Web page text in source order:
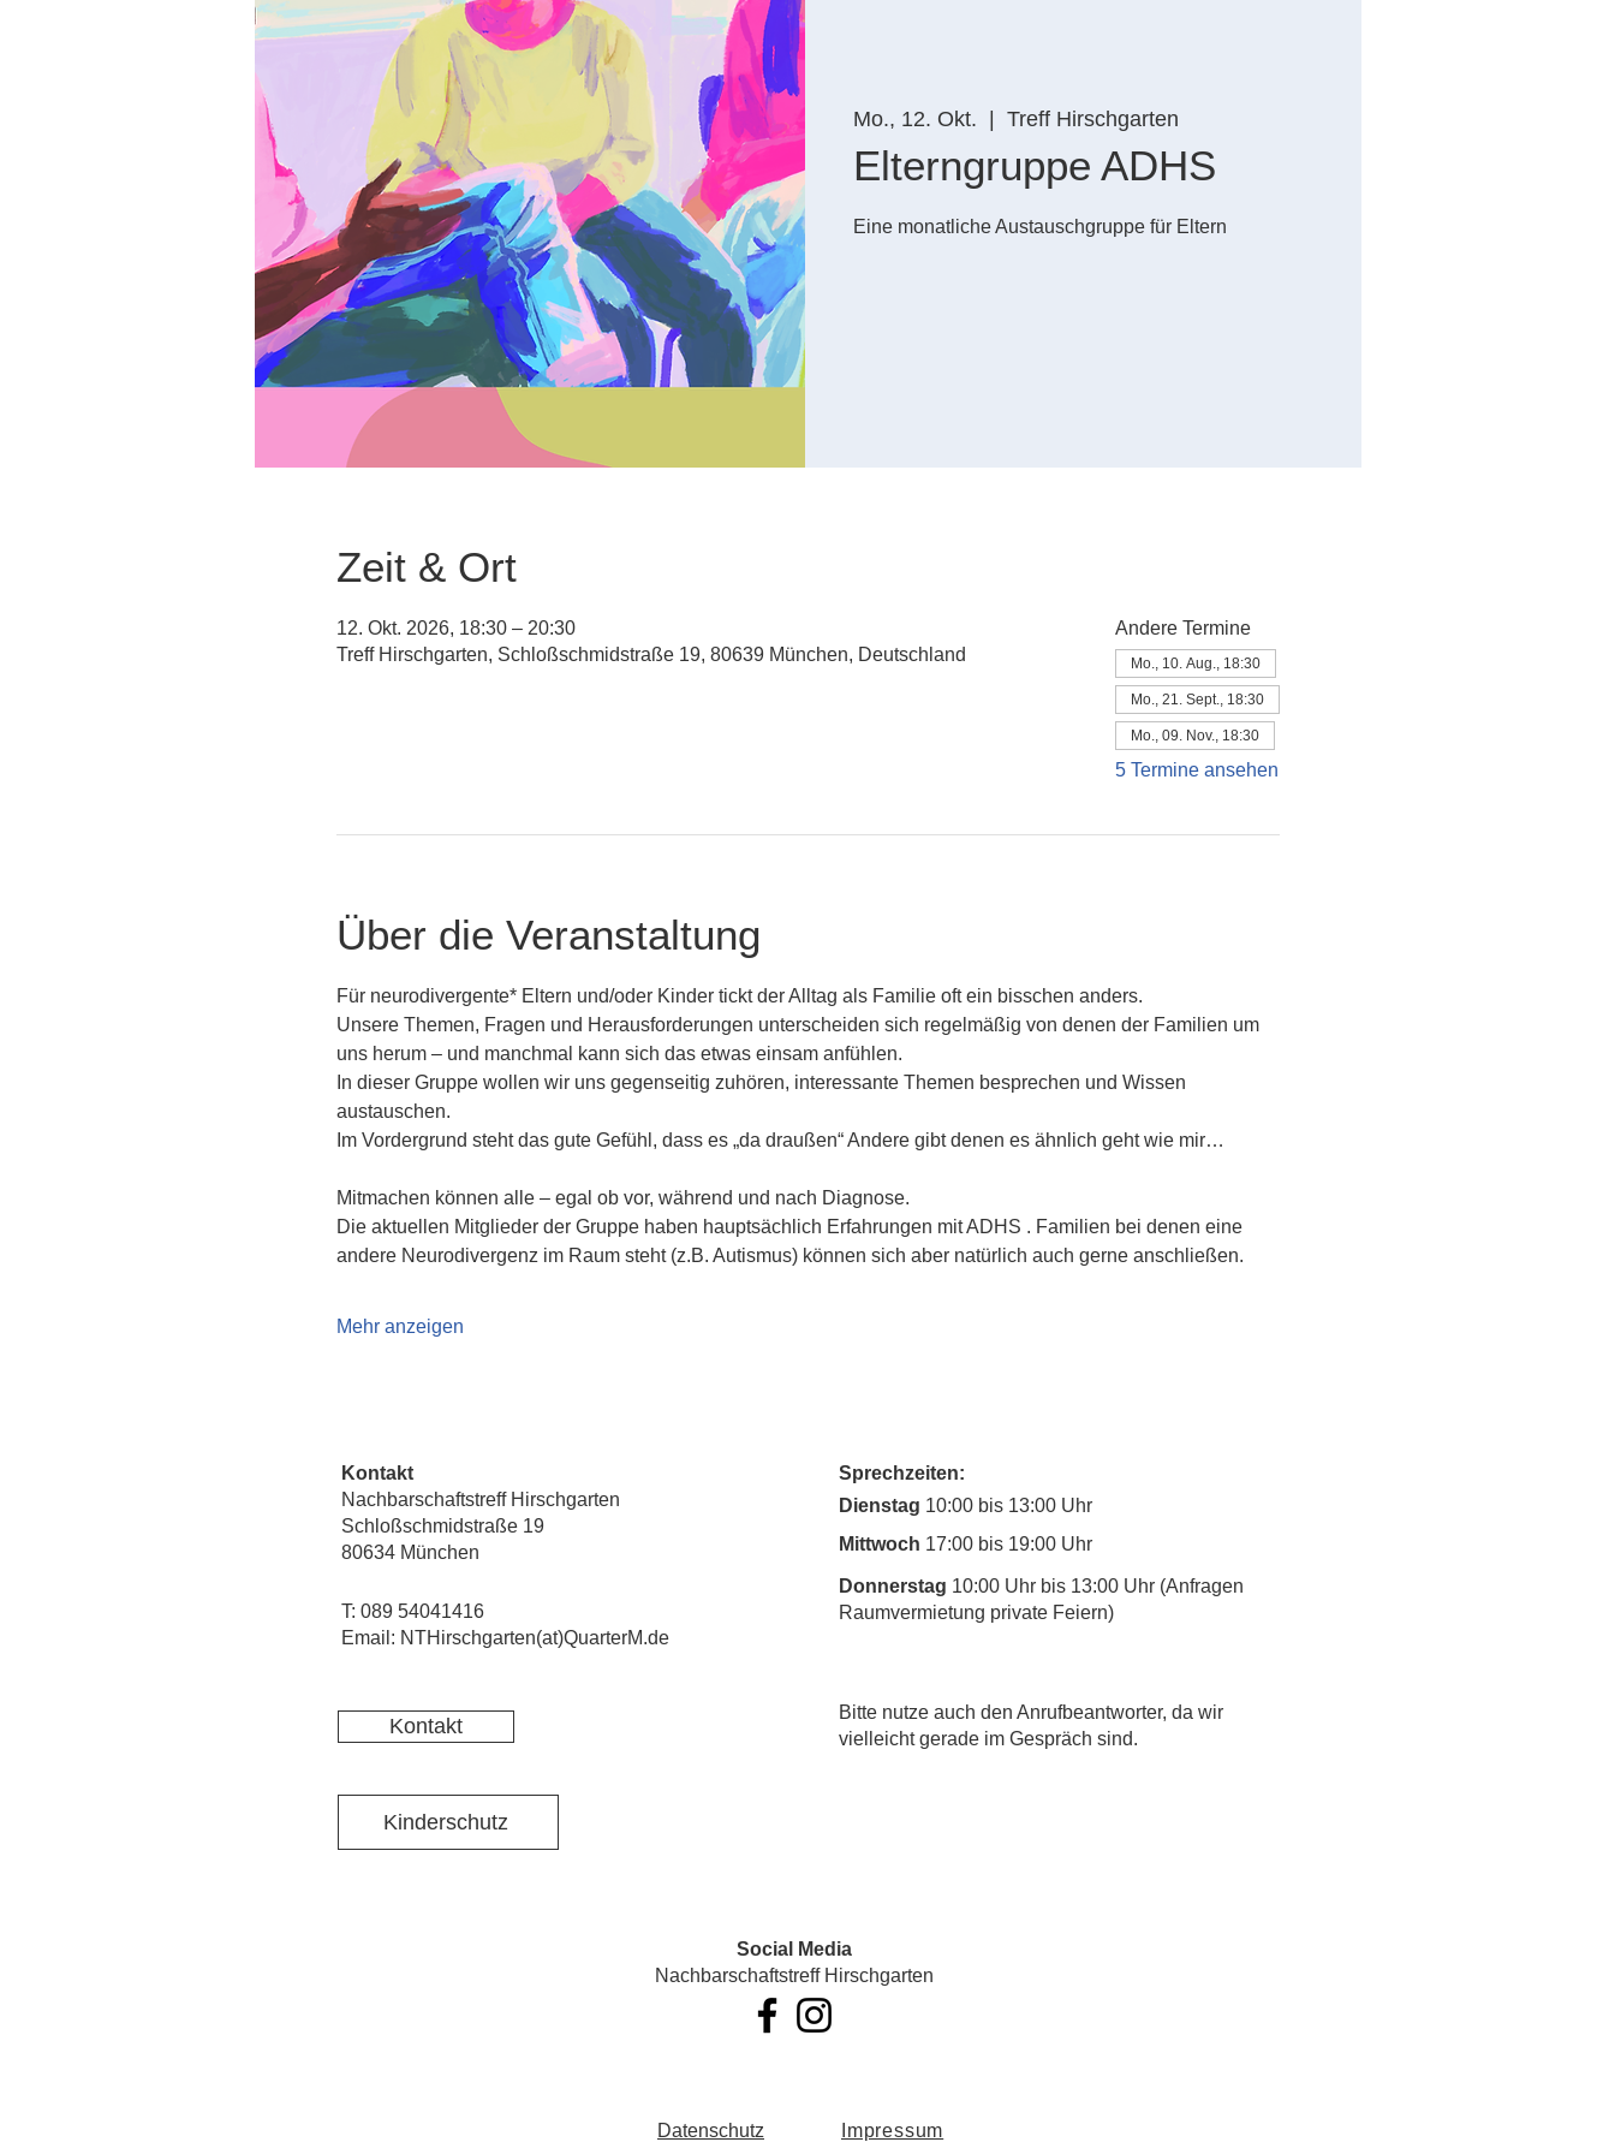
Mo., 12. Okt. Treff Hirschgarten
Elterngruppe ADHS
Eine monatliche Austauschgruppe für Eltern
Zeit & Ort
12. Okt. 2026, 18:30 – 20:30
Treff Hirschgarten, Schloßschmidstraße 19, 80639 München, Deutschland
Andere Termine
Mo., 10. Aug., 18:30
Mo., 21. Sept., 18:30
Mo., 09. Nov., 18:30
5 Termine ansehen
Über die Veranstaltung
Für neurodivergente* Eltern und/oder Kinder tickt der Alltag als Familie oft ein bisschen anders.
Unsere Themen, Fragen und Herausforderungen unterscheiden sich regelmäßig von denen der Familien um
uns herum – und manchmal kann sich das etwas einsam anfühlen.
In dieser Gruppe wollen wir uns gegenseitig zuhören, interessante Themen besprechen und Wissen
austauschen.
Im Vordergrund steht das gute Gefühl, dass es „da draußen“ Andere gibt denen es ähnlich geht wie mir…
Mitmachen können alle – egal ob vor, während und nach Diagnose.
Die aktuellen Mitglieder der Gruppe haben hauptsächlich Erfahrungen mit ADHS . Familien bei denen eine
andere Neurodivergenz im Raum steht (z.B. Autismus) können sich aber natürlich auch gerne anschließen.
Mehr anzeigen
Kontakt
Nachbarschaftstreff Hirschgarten
Schloßschmidstraße 19
80634 München
T: 089 54041416
Email: NTHirschgarten(at)QuarterM.de
Kontakt
Sprechzeiten:
Dienstag 10:00 bis 13:00 Uhr
Mittwoch 17:00 bis 19:00 Uhr
Donnerstag 10:00 Uhr bis 13:00 Uhr (Anfragen
Raumvermietung private Feiern)
​Bitte nutze auch den Anrufbeantworter, da wir
vielleicht gerade im Gespräch sind.
Kinderschutz
Social Media
Nachbarschaftstreff Hirschgarten
Datenschutz Impressum